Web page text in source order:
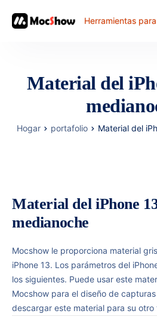
Herramientas
documento
Material del
Hogar portafolio Material del
Material del iPhone
medianoche
Mocshow le proporciona material
iPhone 13. Los parámetros del
los siguientes. Puede usar este
Mocshow para el diseño de
descargar este material para su otro